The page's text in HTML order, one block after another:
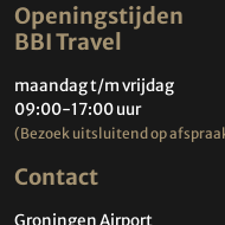
Openingstijden
BBI Travel
maandag t/m vrijdag
09:00-17:00 uur
(Bezoek uitsluitend op
Contact
Groningen Airport